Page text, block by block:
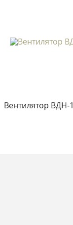
Вентилятор ВДН-